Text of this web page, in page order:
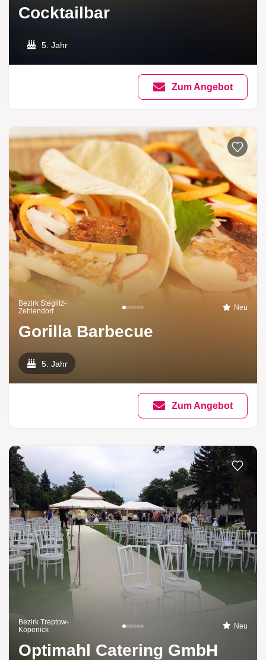
Cocktailbar
5. Jahr
Zum Angebot
Bezirk Steglitz-
Zehlendorf
Neu
Gorilla Barbecue
5. Jahr
Zum Angebot
Bezirk Treptow-
Köpenick
Neu
Optimahl Catering GmbH